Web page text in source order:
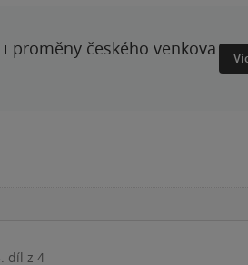
proměny českého venkova
díl z 4